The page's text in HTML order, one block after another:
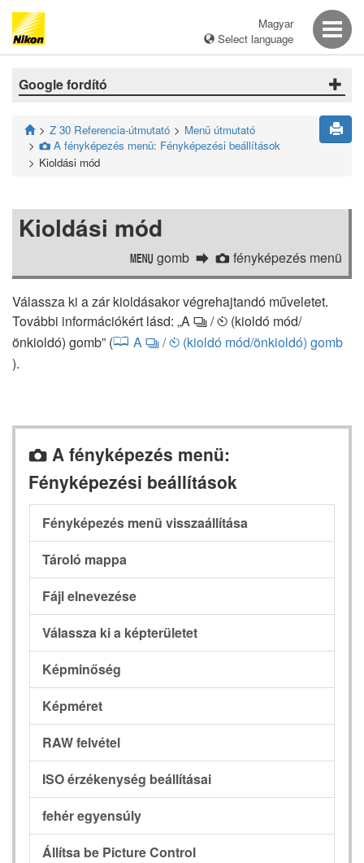
Magyar
Select language
Google fordító
Z 30 Referencia-útmutató Menü útmutató
C A fényképezés menü: Fényképezési beállítások
Kioldási mód
Kioldási mód
G gomb C fényképezés menü
Válassza ki a zár kioldásakor végrehajtandó műveletet.
További információkért lásd: „A c /E (kioldó mód/
önkioldó) gomb” (
Ac /E (kioldó mód/önkioldó) gomb
).
C A fényképezés menü:
Fényképezési beállítások
Fényképezés menü visszaállítása
Tároló mappa
Fájl elnevezése
Válassza ki a képterületet
Képminőség
Képméret
RAW felvétel
ISO érzékenység beállításai
fehér egyensúly
Állítsa be Picture Control